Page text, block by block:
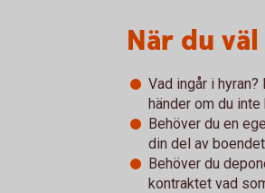
När du
Vad ingår i hyran?
händer om du
Behöver du en
din del av
Behöver du
kontraktet vad